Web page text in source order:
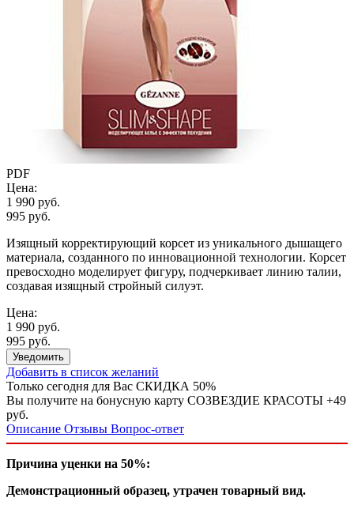
PDF
Цена:
1 990 руб.
995 руб.
Изящный корректирующий корсет из уникального дышащего
материала, созданного по инновационной технологии. Корсет
превосходно моделирует фигуру, подчеркивает линию талии,
создавая изящный стройный силуэт.
Цена:
1 990 руб.
995 руб.
Уведомить
Добавить в список желаний
Только сегодня для Вас СКИДКА 50%
Вы получите на бонусную карту СОЗВЕЗДИЕ КРАСОТЫ +49
руб.
Описание Отзывы Вопрос-ответ
Причина уценки на 50%:
Демонстрационный образец, утрачен товарный вид.